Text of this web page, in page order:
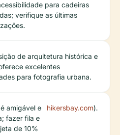
para cadeiras
verifique as últimas
de arquitetura histórica e
excelentes
para fotografia urbana.
amigável e
fazer fila e
de 10%
hikersbay.com).